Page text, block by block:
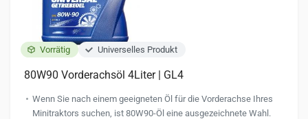
Vorrätig Universelles Produkt
80W90 Vorderachsöl 4Liter | GL4
Wenn Sie nach einem geeigneten Öl für die Vorderachse Ihres
Minitraktors suchen, ist 80W90-Öl eine ausgezeichnete Wahl.